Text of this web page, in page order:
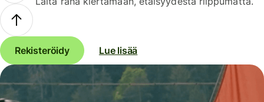
Rekisteröidy Lue lisää